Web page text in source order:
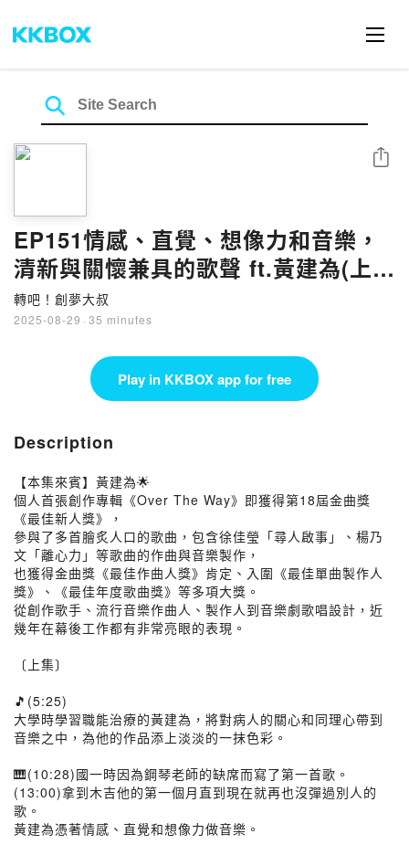
EP151情感、直覺、想像力和音樂，
清新與關懷兼具的歌聲 ft.黃建為(上
集)
轉吧！創夢大叔
2025-08-29 · 35 minutes
Share
Play in KKBOX app for free
Description
【本集來賓】黃建為🌟
個人首張創作專輯《Over The Way》即獲得第18屆金曲獎
《最佳新人獎》，
參與了多首膾炙人口的歌曲，包含徐佳瑩「尋人啟事」、楊乃
文「離心力」等歌曲的作曲與音樂製作，
也獲得金曲獎《最佳作曲人獎》肯定、入圍《最佳單曲製作人
獎》、《最佳年度歌曲獎》等多項大獎。
從創作歌手、流行音樂作曲人、製作人到音樂劇歌唱設計，近
幾年在幕後工作都有非常亮眼的表現。
〔上集〕
🎵(5:25)
大學時學習職能治療的黃建為，將對病人的關心和同理心帶到
音樂之中，為他的作品添上淡淡的一抹色彩。
🎹(10:28)國一時因為鋼琴老師的缺席而寫了第一首歌。
(13:00)拿到木吉他的第一個月直到現在就再也沒彈過別人的
歌。
黃建為憑著情感、直覺和想像力做音樂。